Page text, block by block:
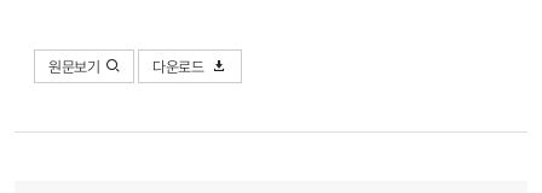
원문보기 다운로드